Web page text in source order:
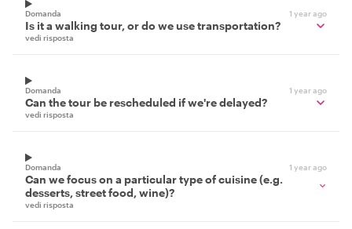
Domanda 1 year ago
Is it a walking tour, or do we use transportation?
vedi risposta
Domanda 1 year ago
Can the tour be rescheduled if we're delayed?
vedi risposta
Domanda 1 year ago
Can we focus on a particular type of cuisine (e.g.
desserts, street food, wine)?
vedi risposta